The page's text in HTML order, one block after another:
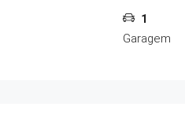
1
Garagem